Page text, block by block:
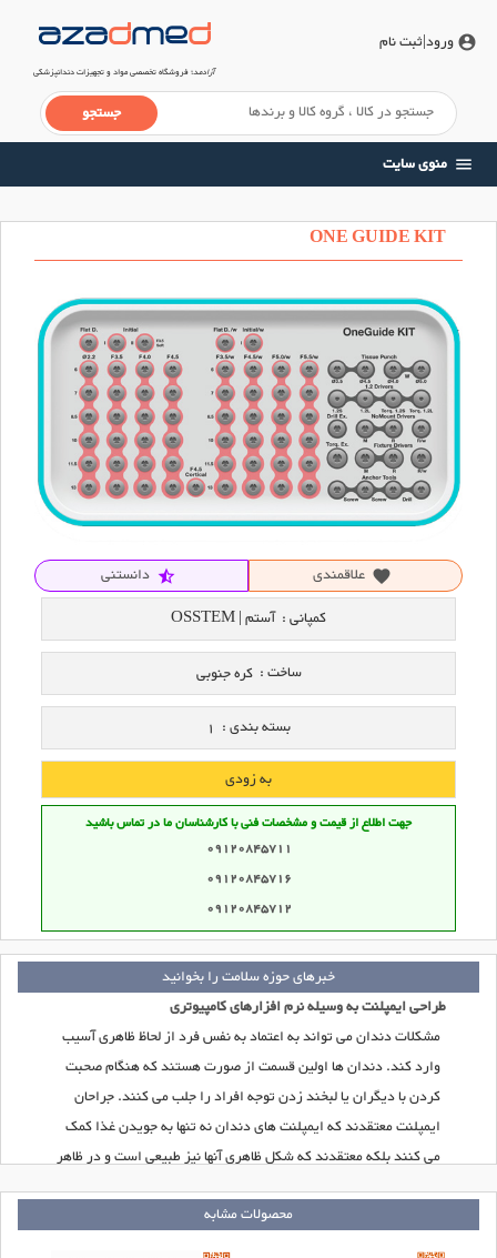
account_circle ورود|ثبت نام
آزادمد؛ فروشگاه تخصصی مواد و تجهیزات دندانپزشکی
menu منوی سایت
ONE GUIDE KIT
favorite علاقمندی star_half دانستنی
کمپانی :آستم | OSSTEM
ساخت :کره جنوبی
بسته بندی : 1
به زودی
جهت اطلاع از قیمت و مشخصات فنی با کارشناسان ما در تماس باشید
09120845711
09120845716
09120845712
خبرهای حوزه سلامت را بخوانید
طراحی ایمپلنت به وسیله نرم افزارهای کامپیوتری
مشکلات دندان می تواند به اعتماد به نفس فرد از لحاظ ظاهری آسیب
وارد کند. دندان ها اولین قسمت از صورت هستند که هنگام صحبت
کردن با دیگران یا لبخند زدن توجه افراد را جلب می کنند. جراحان
ایمپلنت معتقدند که ایمپلنت های دندان نه تنها به جویدن غذا کمک
می کنند بلکه معتقدند که شکل ظاهری آنها نیز طبیعی است و در ظاهر
و زیبایی افراد نیز موثر هستند.
محصولات مشابه